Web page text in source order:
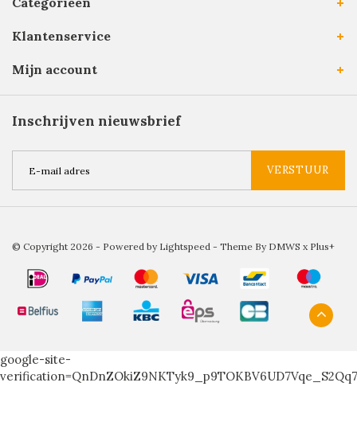
Klantenservice
Mijn account
Inschrijven nieuwsbrief
VERSTUUR
© Copyright 2026 - Powered by Lightspeed - Theme By DMWS x Plus+
google-site-